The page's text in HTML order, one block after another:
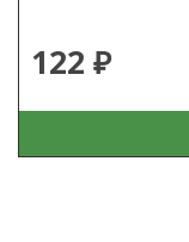
122 ₽